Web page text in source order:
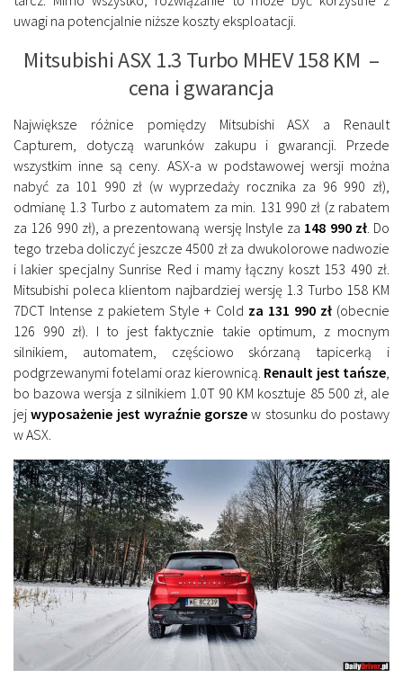
uwagi na potencjalnie niższe koszty eksploatacji.
Mitsubishi ASX 1.3 Turbo MHEV 158 KM –
cena i gwarancja
Największe różnice pomiędzy Mitsubishi ASX a Renault
Capturem, dotyczą warunków zakupu i gwarancji. Przede
wszystkim inne są ceny. ASX-a w podstawowej wersji można
nabyć za 101 990 zł (w wyprzedaży rocznika za 96 990 zł),
odmianę 1.3 Turbo z automatem za min. 131 990 zł (z rabatem
za 126 990 zł), a prezentowaną wersję Instyle za 148 990 zł. Do
tego trzeba doliczyć jeszcze 4500 zł za dwukolorowe nadwozie
i lakier specjalny Sunrise Red i mamy łączny koszt 153 490 zł.
Mitsubishi poleca klientom najbardziej wersję 1.3 Turbo 158 KM
7DCT Intense z pakietem Style + Cold za 131 990 zł(obecnie
126 990 zł). I to jest faktycznie takie optimum, z mocnym
silnikiem, automatem, częściowo skórzaną tapicerką i
podgrzewanymi fotelami oraz kierownicą. Renault jest tańsze
bo bazowa wersja z silnikiem 1.0T 90 KM kosztuje 85 500 zł, ale
jej wyposażenie jest wyraźnie gorsze w stosunku do postawy
w ASX.